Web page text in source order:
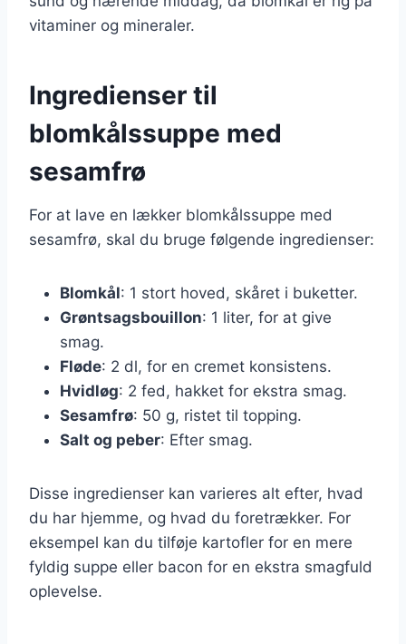
vitaminer og mineraler.
Ingredienser til
blomkålssuppe med
sesamfrø
For at lave en lækker blomkålssuppe med
sesamfrø, skal du bruge følgende ingredienser:
Blomkål: 1 stort hoved, skåret i buketter.
Grøntsagsbouillon: 1 liter, for at give
smag.
Fløde: 2 dl, for en cremet konsistens.
Hvidløg: 2 fed, hakket for ekstra smag.
Sesamfrø: 50 g, ristet til topping.
Salt og peber: Efter smag.
Disse ingredienser kan varieres alt efter, hvad
du har hjemme, og hvad du foretrækker. For
eksempel kan du tilføje kartofler for en mere
fyldig suppe eller bacon for en ekstra smagfuld
oplevelse.